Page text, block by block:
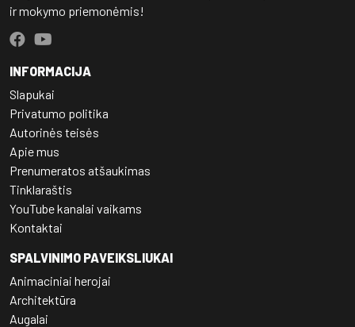
ir mokymo priemonėmis!
INFORMACIJA
Slapukai
Privatumo politika
Autorinės teisės
Apie mus
Prenumeratos atšaukimas
Tinklaraštis
YouTube kanalai vaikams
Kontaktai
SPALVINIMO PAVEIKSLIUKAI
Animaciniai herojai
Architektūra
Augalai